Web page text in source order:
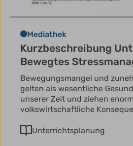
Mediathek
Kurzbeschreibung
Bewegtes
Bewegungsmangel und
gelten als wesentliche
unserer Zeit und ziehen
volkswirtschaftliche
Unterrichtsplanung